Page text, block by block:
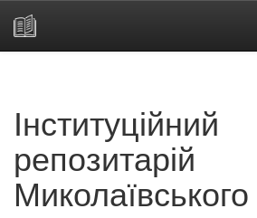
Інституційний
репозитарій